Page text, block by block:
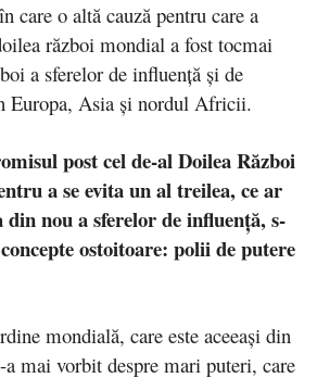
care o altă cauză pentru care a
război mondial a fost tocmai
a sferelor de influență și de
Europa, Asia și nordul Africii.
post cel de-al Doilea Război
a se evita un al treilea, ce ar
din nou a sferelor de influență, s-
ostoitoare: polii de putere
mondială, care este aceeași din
a mai vorbit despre mari puteri, care